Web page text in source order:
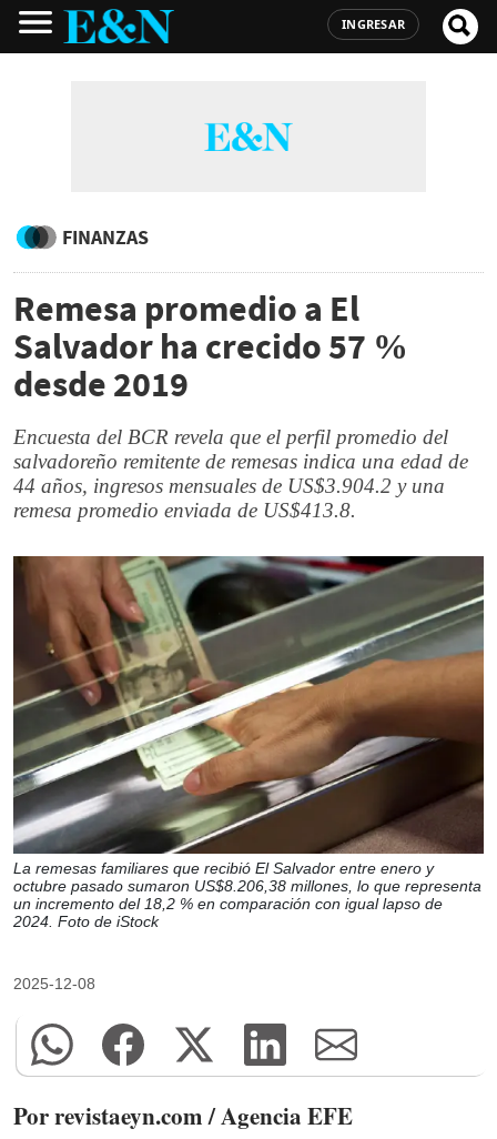
INGRESAR
FINANZAS
Remesa promedio a El
Salvador ha crecido 57 %
desde 2019
Encuesta del BCR revela que el perfil promedio del
salvadoreño remitente de remesas indica una edad de
44 años, ingresos mensuales de US$3.904.2 y una
remesa promedio enviada de US$413.8.
La remesas familiares que recibió El Salvador entre enero y
octubre pasado sumaron US$8.206,38 millones, lo que representa
un incremento del 18,2 % en comparación con igual lapso de
2024. Foto de iStock
2025-12-08
Por revistaeyn.com / Agencia EFE